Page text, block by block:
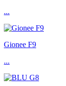
...
Gionee F9
...